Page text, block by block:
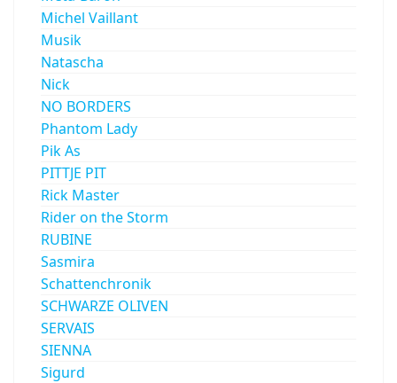
Michel Vaillant
Musik
Natascha
Nick
NO BORDERS
Phantom Lady
Pik As
PITTJE PIT
Rick Master
Rider on the Storm
RUBINE
Sasmira
Schattenchronik
SCHWARZE OLIVEN
SERVAIS
SIENNA
Sigurd